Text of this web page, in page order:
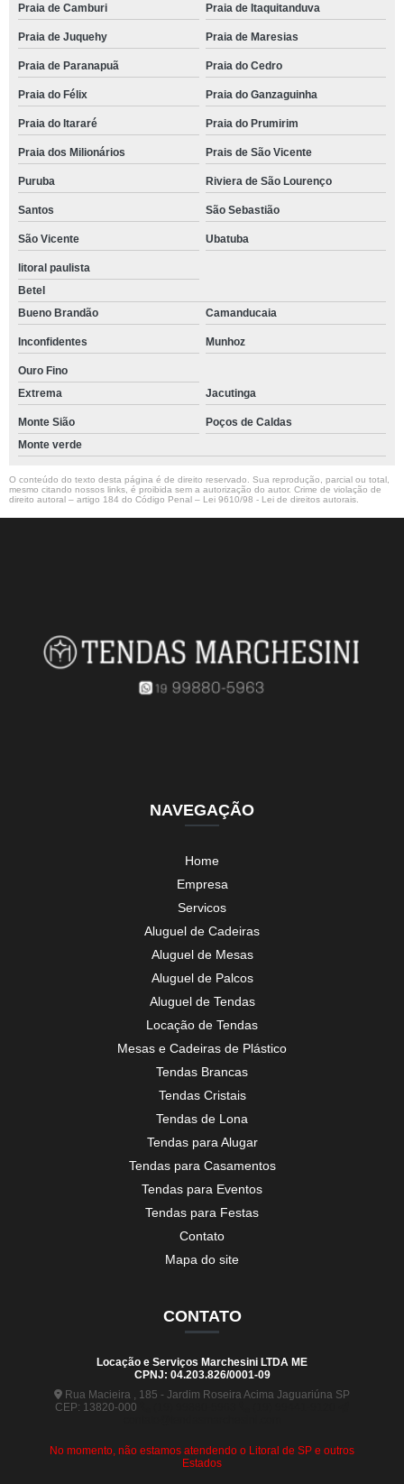
Praia de Camburi Praia de Itaquitanduva
Praia de Juquehy Praia de Maresias
Praia de Paranapuã Praia do Cedro
Praia do Félix Praia do Ganzaguinha
Praia do Itararé Praia do Prumirim
Praia dos Milionários Prais de São Vicente
Puruba Riviera de São Lourenço
Santos São Sebastião
São Vicente Ubatuba
litoral paulista
Betel
Bueno Brandão
Camanducaia
Inconfidentes Munhoz
Ouro Fino
Extrema
Jacutinga
Monte Sião
Poços de Caldas
Monte verde
O conteúdo do texto desta página é de direito reservado. Sua reprodução, parcial ou total,
mesmo citando nossos links, é proibida sem a autorização do autor. Crime de violação de
direito autoral – artigo 184 do Código Penal – Lei 9610/98 - Lei de direitos autorais
NAVEGAÇÃO
Home
Empresa
Servicos
Aluguel de Cadeiras
Aluguel de Mesas
Aluguel de Palcos
Aluguel de Tendas
Locação de Tendas
Mesas e Cadeiras de Plástico
Tendas Brancas
Tendas Cristais
Tendas de Lona
Tendas para Alugar
Tendas para Casamentos
Tendas para Eventos
Tendas para Festas
Contato
Mapa do site
CONTATO
Locação e Serviços Marchesini LTDA ME
CPNJ: 04.203.826/0001-09
Rua Macieira , 185 - Jardim Roseira Acima Jaguariúna SP
CEP: 13820-000
No momento, não estamos atendendo o Litoral de SP e outros
Estados